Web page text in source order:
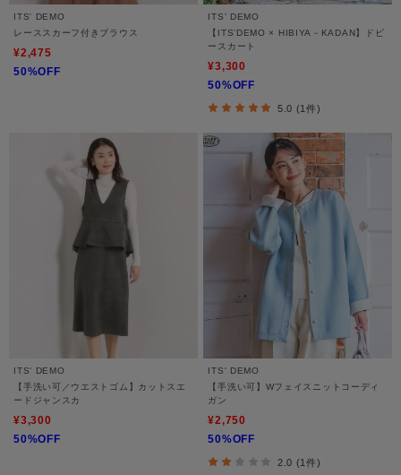
ITS' DEMO
レーススカーフ付きブラウス
¥2,475
50%OFF
ITS' DEMO
【ITS’DEMO × HIBIYA－KADAN】ドビ
ースカート
¥3,300
50%OFF
5.0 (1件)
ITS' DEMO
【手洗い可／ウエストゴム】カットスエ
ードジャンスカ
¥3,300
50%OFF
ITS' DEMO
【手洗い可】Wフェイスニットコーディ
ガン
¥2,750
50%OFF
2.0 (1件)